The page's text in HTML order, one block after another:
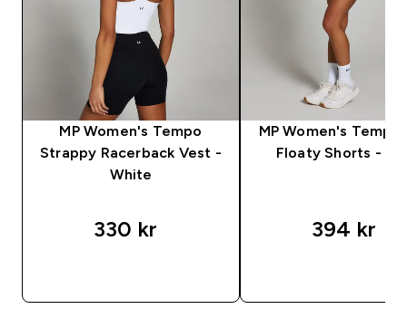
MP Women's Tempo
Strappy Racerback Vest -
White
330 kr‎
MP Women's Tempo
Floaty Shorts -
394 kr‎